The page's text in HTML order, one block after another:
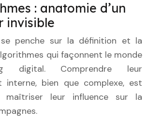
: anatomie d’un
invisible
penche sur la définition et la
qui façonnent le monde
digital. Comprendre leur
interne, bien que complexe, est
maîtriser leur influence sur la